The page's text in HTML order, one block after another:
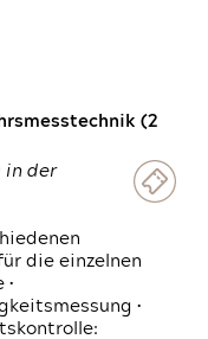
(2
in der
die einzelnen
•